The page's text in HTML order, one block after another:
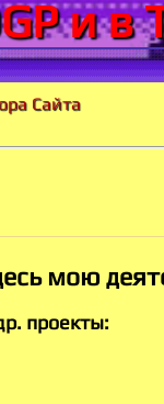
и в
Сайта
мою
проекты: